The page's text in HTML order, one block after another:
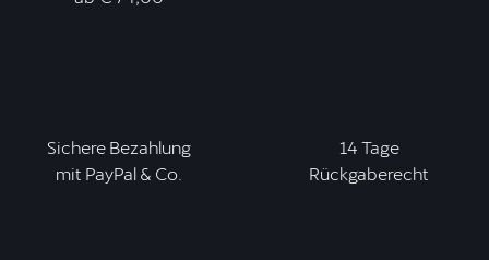
Sichere Bezahlung
mit PayPal & Co.
14 Tage
Rückgaberecht